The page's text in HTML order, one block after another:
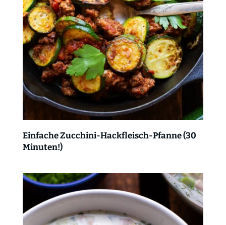
Einfache Zucchini-Hackfleisch-Pfanne (30
Minuten!)